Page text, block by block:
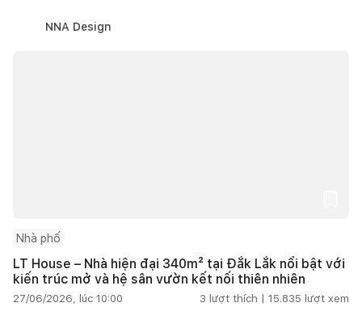
NNA Design
Nhà phố
LT House – Nhà hiện đại 340m² tại Đắk Lắk nổi bật với
kiến trúc mở và hệ sân vườn kết nối thiên nhiên
27/06/2026, lúc 10:00 3 lượt thích | 15.835 lượt xem